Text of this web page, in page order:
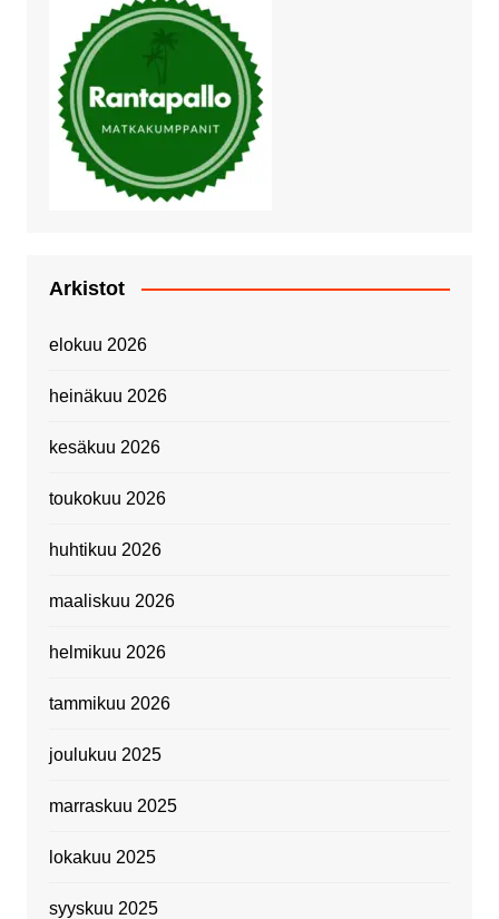
Arkistot
elokuu 2026
heinäkuu 2026
kesäkuu 2026
toukokuu 2026
huhtikuu 2026
maaliskuu 2026
helmikuu 2026
tammikuu 2026
joulukuu 2025
marraskuu 2025
lokakuu 2025
syyskuu 2025